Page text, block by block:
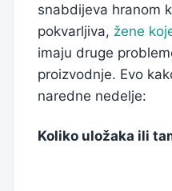
snabdijeva hranom
pokvarljiva, žene
imaju druge
proizvodnje. Evo
naredne nedelje:
Koliko uložaka ili